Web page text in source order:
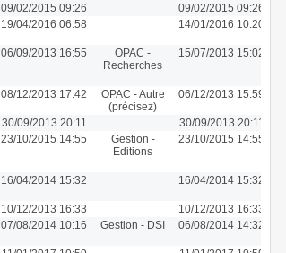
09/02/2015 09:26
09/02/2015 09:26
19/04/2016 06:58 14/01/2016 10:20
06/09/2013 16:55
OPAC -
Recherches
15/07/2013 15:02
08/12/2013 17:42
OPAC - Autre
(précisez)
06/12/2013 15:59
30/09/2013 20:11
30/09/2013 20:11
23/10/2015 14:55
Gestion -
Editions
23/10/2015 14:55
16/04/2014 15:32 16/04/2014 15:32
10/12/2013 16:33
10/12/2013 16:33
07/08/2014 10:16 Gestion - DSI 06/08/2014 14:32